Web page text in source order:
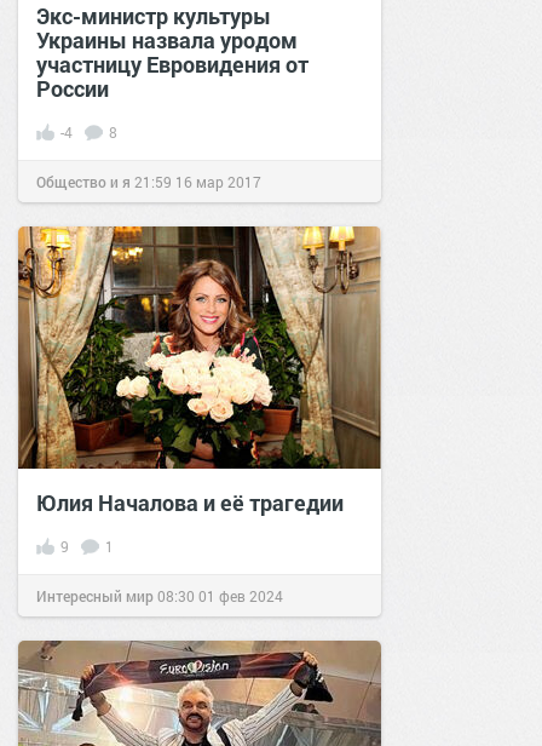
Экс-министр культуры
Украины назвала уродом
участницу Евровидения от
России
-4 8
Общество и я 21:59 16 мар 2017
Юлия Началова и её трагедии
9 1
Интересный мир08:30 01 фев 2024